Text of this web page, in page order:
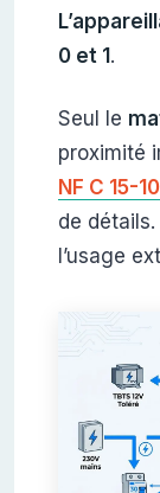
0 et 1.
Seul le
proximité
NF C 15-
de
l’usage